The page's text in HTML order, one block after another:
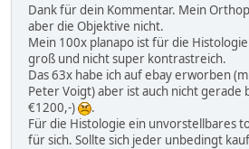
Dank für dein Kommentar. Mein
aber die Objektive nicht.
Mein 100x planapo ist für die
groß und nicht super kontrastreich.
Das 63x habe ich auf ebay erworben
Peter Voigt) aber ist auch nicht gerade
€1200,-)
.
Für die Histologie ein unvorstellbares
für sich. Sollte sich jeder unbedingt